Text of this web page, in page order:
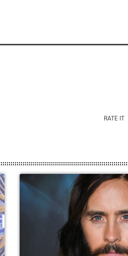
RATE IT